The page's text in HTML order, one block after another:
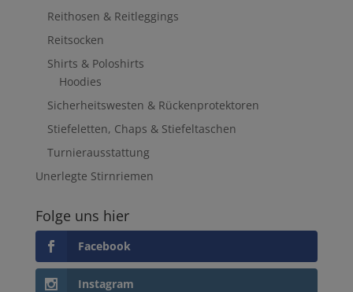
Reithosen & Reitleggings
Reitsocken
Shirts & Poloshirts
Hoodies
Sicherheitswesten & Rückenprotektoren
Stiefeletten, Chaps & Stiefeltaschen
Turnierausstattung
Unerlegte Stirnriemen
Folge uns hier
Facebook
Instagram